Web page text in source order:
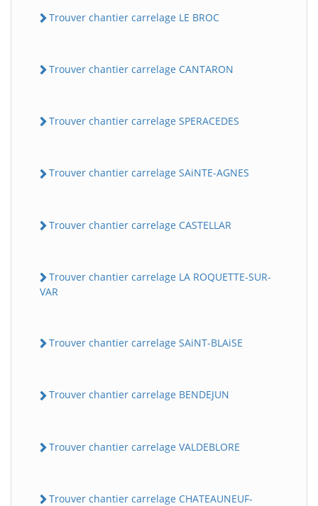
Trouver chantier carrelage LE BROC
Trouver chantier carrelage CANTARON
Trouver chantier carrelage SPERACEDES
Trouver chantier carrelage SAiNTE-AGNES
Trouver chantier carrelage CASTELLAR
Trouver chantier carrelage LA ROQUETTE-SUR-
VAR
Trouver chantier carrelage SAiNT-BLAiSE
Trouver chantier carrelage BENDEJUN
Trouver chantier carrelage VALDEBLORE
Trouver chantier carrelage CHATEAUNEUF-